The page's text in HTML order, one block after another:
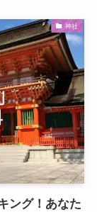
神社
ング！あなた